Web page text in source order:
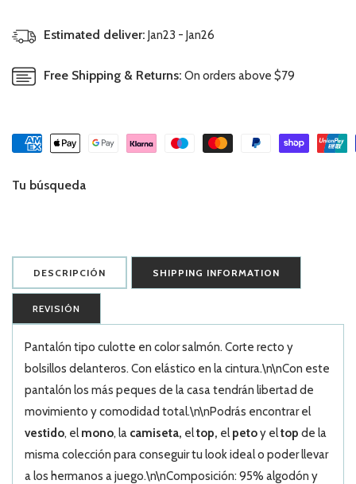
Estimated deliver: Jan23 - Jan26
Free Shipping & Returns: On orders above $79
Tu búsqueda
DESCRIPCIÓN SHIPPING INFORMATION
REVISIÓN
Pantalón tipo culotte en color salmón. Corte recto y
bolsillos delanteros. Con elástico en la cintura.\n\nCon este
pantalón los más peques de la casa tendrán libertad de
movimiento y comodidad total.\n\nPodrás encontrar el
vestido, elmono, la camiseta, eltop, elpetoy eltop de la
misma colección para conseguir tu look ideal o poder llevar
a los hermanos a juego.\n\nComposición: 95% algodón y